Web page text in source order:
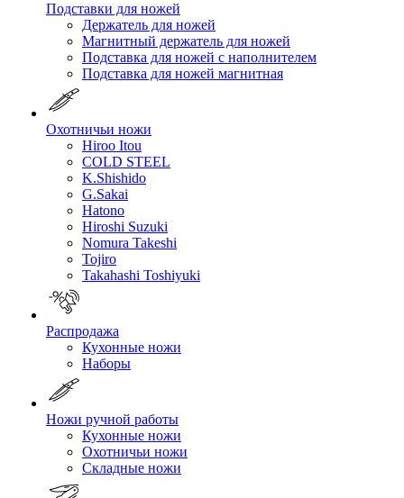
Подставки для ножей
Держатель для ножей
Магнитный держатель для ножей
Подставка для ножей с наполнителем
Подставка для ножей магнитная
Охотничьи ножи
Hiroo Itou
COLD STEEL
K.Shishido
G.Sakai
Hatono
Hiroshi Suzuki
Nomura Takeshi
Tojiro
Takahashi Toshiyuki
Распродажа
Кухонные ножи
Наборы
Ножи ручной работы
Кухонные ножи
Охотничьи ножи
Складные ножи